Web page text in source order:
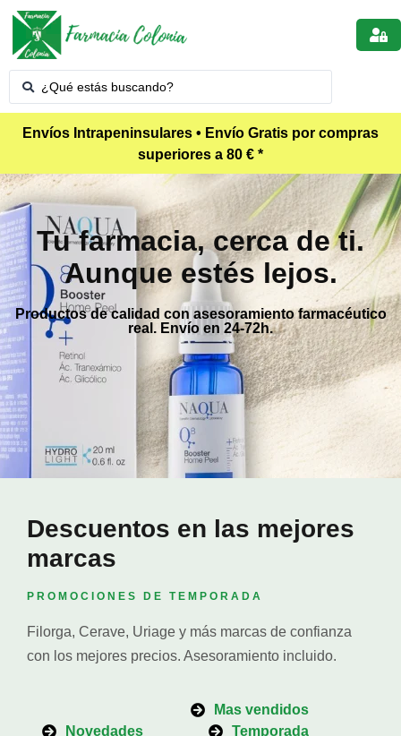
Envíos Intrapeninsulares • Envío Gratis por compras
superiores a 80 € *
Tu farmacia, cerca de ti.
Aunque estés lejos.
Productos de calidad con asesoramiento farmacéutico
real. Envío en 24-72h.
Ver
Promociones
Descuentos en las mejores
marcas
PROMOCIONES DE TEMPORADA
Filorga, Cerave, Uriage y más marcas de confianza
con los mejores precios. Asesoramiento incluido.
Mas vendidos
Novedades
Temporada